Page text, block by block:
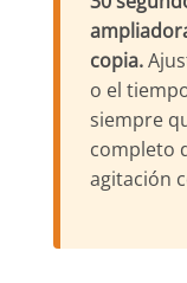
copia.
o el
siempre
completo
agitación